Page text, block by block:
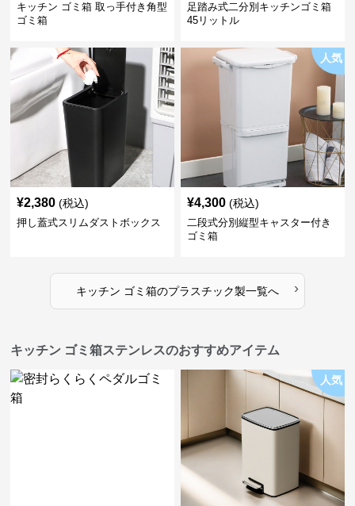
キッチン ゴミ箱 取っ手付き角型
ゴミ箱
足踏み式二分別キッチンゴミ箱
45リットル
¥2,380 (税込)
押し蓋式スリムダストボックス
人気
¥4,300 (税込)
二段式分別縦型キャスター付き
ゴミ箱
キッチン ゴミ箱のプラスチック製一覧へ ›
キッチン ゴミ箱ステンレスのおすすめアイテム
人気